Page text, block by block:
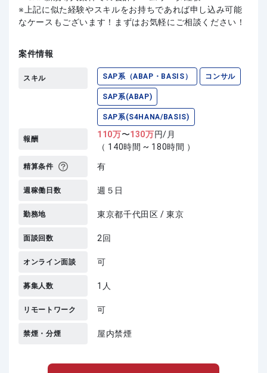
上記に似た経験やスキルをお持ちであれば申し込み可能
なケースもございます！まずはお気軽にご相談ください！
案件情報
スキル SAP系（ABAP・BASIS） コンサル
SAP系(ABAP)
SAP系(S4HANA/BASIS)
報酬 110万〜130万円/月
（ 140時間 ~ 180時間 ）
精算条件 有
週稼働日数 週５日
勤務地 東京都千代田区 / 東京
面談回数 2回
オンライン面談 可
募集人数 1人
リモートワーク 可
禁煙・分煙 屋内禁煙